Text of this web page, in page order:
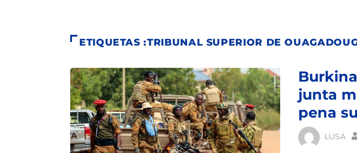
ETIQUETAS :TRIBUNAL SUPERIOR DE
junta
pena
LUSA